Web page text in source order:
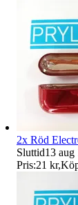
2x Röd
Sluttid13 aug
Pris:21 kr,